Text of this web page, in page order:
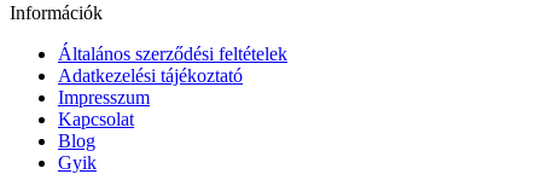
Információk
Általános szerződési feltételek
Adatkezelési tájékoztató
Impresszum
Kapcsolat
Blog
Gyik